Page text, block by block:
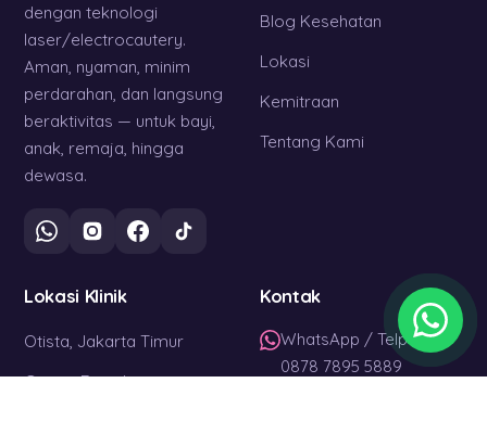
dengan teknologi
laser/electrocautery.
Aman, nyaman, minim
perdarahan, dan langsung
beraktivitas — untuk bayi,
anak, remaja, hingga
dewasa.
Blog Kesehatan
Lokasi
Kemitraan
Tentang Kami
Lokasi Klinik
Otista, Jakarta Timur
Cinere, Depok
Kontak
WhatsApp / Telp
0878 7895 5889